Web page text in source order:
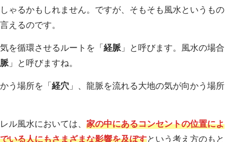
ゃるかもしれません。ですが、そもそも風水というもの
えるのです。
を循環させるルートを「 経脈」と呼びます。風水の場合
」と呼びますね。
う場所を「 経穴 」、龍脈を流れる大地の気が向かう場所
ル風水においては、 家の中にあるコンセントの位置によ
いる人にもさまざまな影響を及ぼすという考え方のもと